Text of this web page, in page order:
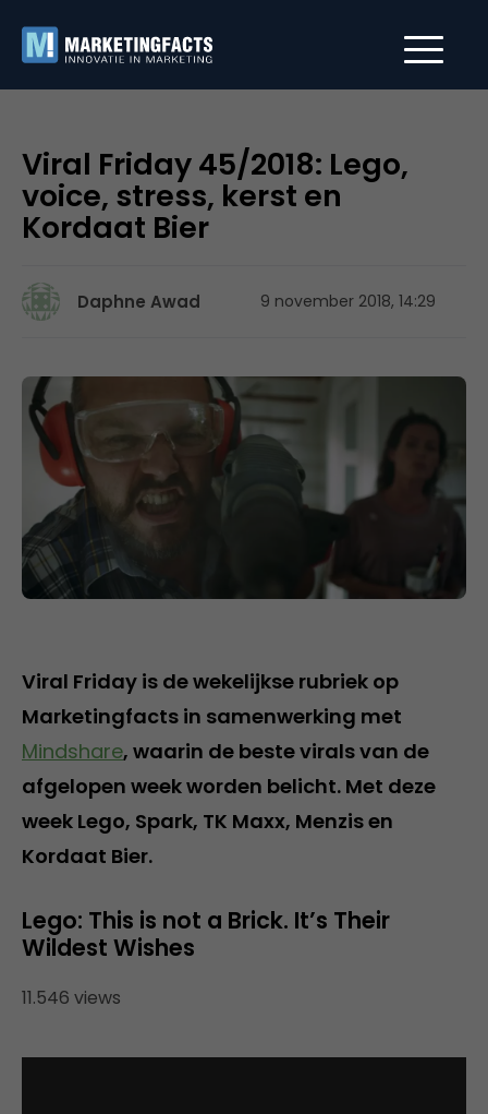
Viral Friday 45/2018: Lego,
voice, stress, kerst en
Kordaat Bier
Daphne Awad 9 november 2018, 14:29
Viral Friday is de wekelijkse rubriek op
Marketingfacts in samenwerking met
Mindshare, waarin de beste virals van de
afgelopen week worden belicht. Met deze
week Lego, Spark, TK Maxx, Menzis en
Kordaat Bier.
Lego: This is not a Brick. It’s Their
Wildest Wishes
11.546 views